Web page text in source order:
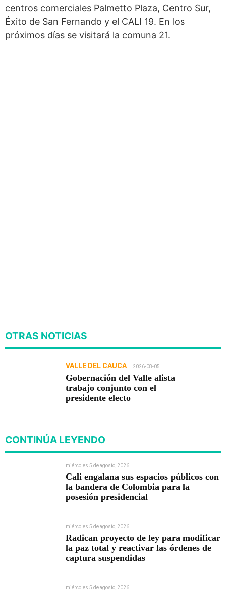
centros comerciales Palmetto Plaza, Centro Sur,
Éxito de San Fernando y el CALI 19. En los
próximos días se visitará la comuna 21.
OTRAS NOTICIAS
VALLE DEL CAUCA 2026-08-05
Gobernación del Valle alista
trabajo conjunto con el
presidente electo
CONTINÚA LEYENDO
miércoles 5 de agosto, 2026
Cali engalana sus espacios públicos con
la bandera de Colombia para la
posesión presidencial
miércoles 5 de agosto, 2026
Radican proyecto de ley para modificar
la paz total y reactivar las órdenes de
captura suspendidas
miércoles 5 de agosto, 2026